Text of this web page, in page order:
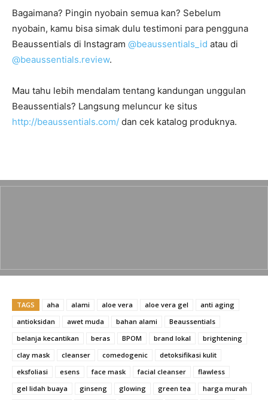
Bagaimana? Pingin nyobain semua kan? Sebelum
nyobain, kamu bisa simak dulu testimoni para pengguna
Beaussentials di Instagram @beaussentials_id atau di
@beaussentials.review.
Mau tahu lebih mendalam tentang kandungan unggulan
Beaussentials? Langsung meluncur ke situs
http://beaussentials.com/ dan cek katalog produknya.
TAGS aha alami aloe vera aloe vera gel
anti aging
antioksidan
awet muda bahan alami
Beaussentials
belanja kecantikan
beras BPOM brand lokal
brightening
clay mask
cleanser comedogenic
detoksifikasi kulit
eksfoliasi
esens face mask facial cleanser
flawless
gel lidah buaya
ginseng glowing green tea
harga murah